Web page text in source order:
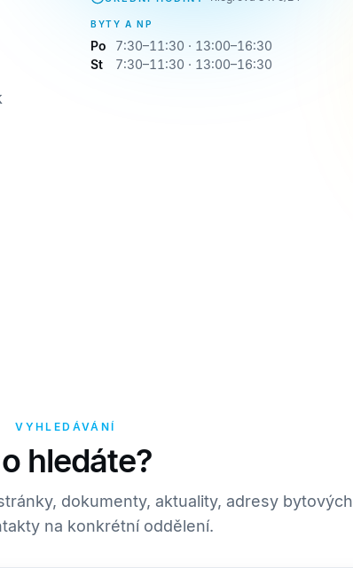
BYTY A NP
Po
7:30–11:30 · 13:00–16:30
St
7:30–11:30 · 13:00–16:30
VYHLEDÁVÁNÍ
hledáte?
dokumenty, aktuality, adresy bytových
na konkrétní oddělení.